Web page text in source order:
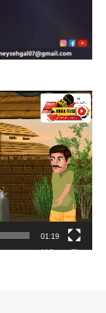
01:19